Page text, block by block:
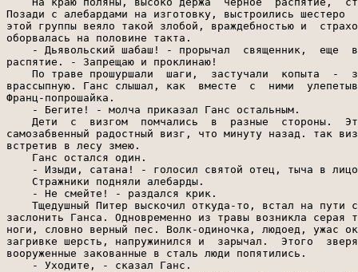
Позади с алебардами на изготовку, выстроились шестеро
этой группы веяло такой злобой, враждебностью и
оборвалась на половине такта.
- Дьявольский шабаш! - прорычал  священник,  еще
распятие. - Запрещаю и проклинаю!
По траве прошуршали  шаги,  застучали  копыта  -
врассыпную. Ганс слышал, как  вместе  с  ними
Франц-попрошайка.
    - Бегите! - молча приказал Ганс остальным.
Дети  с  визгом  помчались  в  разные  стороны.
самозабвенный радостный визг, что минуту назад. так
встретив в лесу змею.
    Ганс остался один.
- Изыди, сатана! - голосил святой отец, тыча в
    Стражники подняли алебарды.
    - Не смейте! - раздался крик.
Тщедушный Питер выскочил откуда-то, встал на пути
заслонить Ганса. Одновременно из травы возникла серая
ноги, словно верный пес. Волк-одиночка, людоед, ужас
загривке шерсть, напружинился и  зарычал.  Этого
вооруженные закованные в сталь люди попятились.
    - Уходите, - сказал Ганс.